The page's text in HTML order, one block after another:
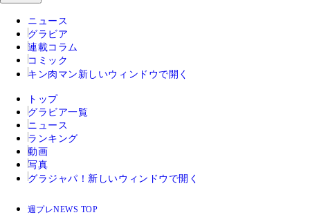
ニュース
グラビア
連載コラム
コミック
キン肉マン 新しいウィンドウで開く
トップ
グラビア一覧
ニュース
ランキング
動画
写真
グラジャパ！ 新しいウィンドウで開く
週プレNEWS TOP